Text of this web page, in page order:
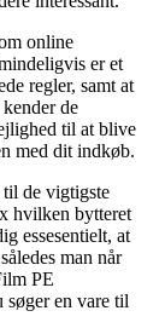
online
er et
regler, samt at
de
til at blive
med dit indkøb.
til de vigtigste
hvilken bytteret
essesentielt, at
man når
PE
en vare til